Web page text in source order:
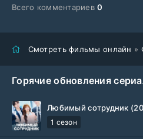
Всего комментариев0
Смотреть фильмы онлайн »
Горячие обновления
Любимый сотрудник
1 сезон